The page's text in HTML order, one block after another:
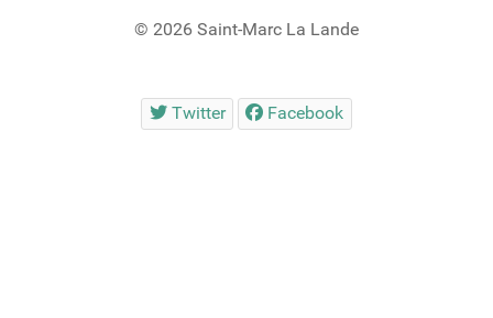
© 2026 Saint-Marc La Lande
Twitter Facebook